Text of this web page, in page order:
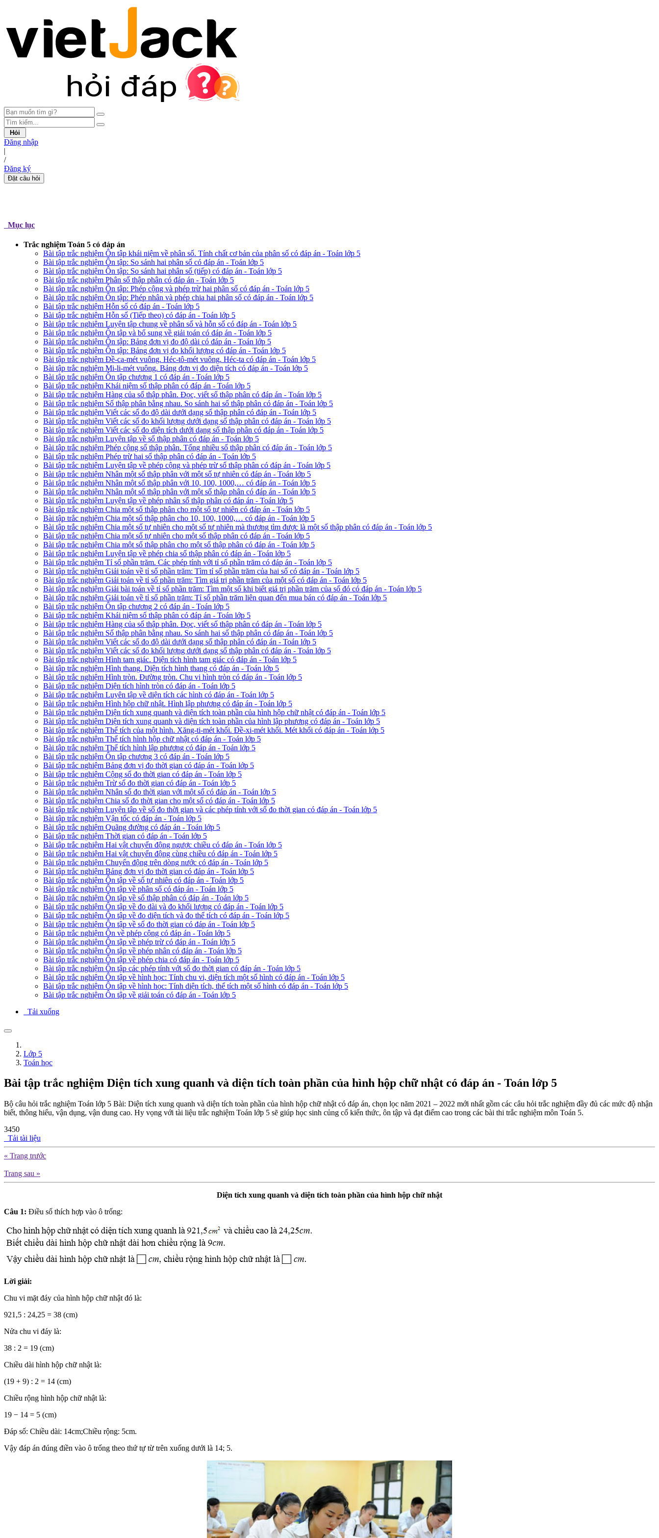
Hỏi
Đăng nhập
|
/
Đăng ký
Đặt câu hỏi
Mục lục
Trắc nghiệm Toán 5 có đáp án
Bài tập trắc nghiệm Ôn tập khái niệm về phân số. Tính chất cơ bản của phân số có đáp án - Toán lớp 5
Bài tập trắc nghiệm Ôn tập: So sánh hai phân số có đáp án - Toán lớp 5
Bài tập trắc nghiệm Ôn tập: So sánh hai phân số (tiếp) có đáp án - Toán lớp 5
Bài tập trắc nghiệm Phân số thập phân có đáp án - Toán lớp 5
Bài tập trắc nghiệm Ôn tập: Phép cộng và phép trừ hai phân số có đáp án - Toán lớp 5
Bài tập trắc nghiệm Ôn tập: Phép nhân và phép chia hai phân số có đáp án - Toán lớp 5
Bài tập trắc nghiệm Hỗn số có đáp án - Toán lớp 5
Bài tập trắc nghiệm Hỗn số (Tiếp theo) có đáp án - Toán lớp 5
Bài tập trắc nghiệm Luyện tập chung về phân số và hỗn số có đáp án - Toán lớp 5
Bài tập trắc nghiệm Ôn tập và bổ sung về giải toán có đáp án - Toán lớp 5
Bài tập trắc nghiệm Ôn tập: Bảng đơn vị đo độ dài có đáp án - Toán lớp 5
Bài tập trắc nghiệm Ôn tập: Bảng đơn vị đo khối lượng có đáp án - Toán lớp 5
Bài tập trắc nghiệm Đề-ca-mét vuông. Héc-tô-mét vuông. Héc-ta có đáp án - Toán lớp 5
Bài tập trắc nghiệm Mi-li-mét vuông. Bảng đơn vị đo diện tích có đáp án - Toán lớp 5
Bài tập trắc nghiệm Ôn tập chương 1 có đáp án - Toán lớp 5
Bài tập trắc nghiệm Khái niệm số thập phân có đáp án - Toán lớp 5
Bài tập trắc nghiệm Hàng của số thập phân. Đọc, viết số thập phân có đáp án - Toán lớp 5
Bài tập trắc nghiệm Số thập phân bằng nhau. So sánh hai số thập phân có đáp án - Toán lớp 5
Bài tập trắc nghiệm Viết các số đo độ dài dưới dạng số thập phân có đáp án - Toán lớp 5
Bài tập trắc nghiệm Viết các số đo khối lượng dưới dạng số thập phân có đáp án - Toán lớp 5
Bài tập trắc nghiệm Viết các số đo diện tích dưới dạng số thập phân có đáp án - Toán lớp 5
Bài tập trắc nghiệm Luyện tập về số thập phân có đáp án - Toán lớp 5
Bài tập trắc nghiệm Phép cộng số thập phân. Tổng nhiều số thập phân có đáp án - Toán lớp 5
Bài tập trắc nghiệm Phép trừ hai số thập phân có đáp án - Toán lớp 5
Bài tập trắc nghiệm Luyện tập về phép cộng và phép trừ số thập phân có đáp án - Toán lớp 5
Bài tập trắc nghiệm Nhân một số thập phân với một số tự nhiên có đáp án - Toán lớp 5
Bài tập trắc nghiệm Nhân một số thập phân với 10, 100, 1000,… có đáp án - Toán lớp 5
Bài tập trắc nghiệm Nhân một số thập phân với một số thập phân có đáp án - Toán lớp 5
Bài tập trắc nghiệm Luyện tập về phép nhân số thập phân có đáp án - Toán lớp 5
Bài tập trắc nghiệm Chia một số thập phân cho một số tự nhiên có đáp án - Toán lớp 5
Bài tập trắc nghiệm Chia một số thập phân cho 10, 100, 1000,… có đáp án - Toán lớp 5
Bài tập trắc nghiệm Chia một số tự nhiên cho một số tự nhiên mà thương tìm được là một số thập phân có đáp án - Toán lớp 5
Bài tập trắc nghiệm Chia một số tự nhiên cho một số thập phân có đáp án - Toán lớp 5
Bài tập trắc nghiệm Chia một số thập phân cho một số thập phân có đáp án - Toán lớp 5
Bài tập trắc nghiệm Luyện tập về phép chia số thập phân có đáp án - Toán lớp 5
Bài tập trắc nghiệm Tỉ số phần trăm. Các phép tính với tỉ số phần trăm có đáp án - Toán lớp 5
Bài tập trắc nghiệm Giải toán về tỉ số phần trăm: Tìm tỉ số phần trăm của hai số có đáp án - Toán lớp 5
Bài tập trắc nghiệm Giải toán về tỉ số phần trăm: Tìm giá trị phần trăm của một số có đáp án - Toán lớp 5
Bài tập trắc nghiệm Giải bài toán về tỉ số phần trăm: Tìm một số khi biết giá trị phần trăm của số đó có đáp án - Toán lớp 5
Bài tập trắc nghiệm Giải toán về tỉ số phần trăm: Tỉ số phần trăm liên quan đến mua bán có đáp án - Toán lớp 5
Bài tập trắc nghiệm Ôn tập chương 2 có đáp án - Toán lớp 5
Bài tập trắc nghiệm Khái niệm số thập phân có đáp án - Toán lớp 5
Bài tập trắc nghiệm Hàng của số thập phân. Đọc, viết số thập phân có đáp án - Toán lớp 5
Bài tập trắc nghiệm Số thập phân bằng nhau. So sánh hai số thập phân có đáp án - Toán lớp 5
Bài tập trắc nghiệm Viết các số đo độ dài dưới dạng số thập phân có đáp án - Toán lớp 5
Bài tập trắc nghiệm Viết các số đo khối lượng dưới dạng số thập phân có đáp án - Toán lớp 5
Bài tập trắc nghiệm Hình tam giác. Diện tích hình tam giác có đáp án - Toán lớp 5
Bài tập trắc nghiệm Hình thang. Diện tích hình thang có đáp án - Toán lớp 5
Bài tập trắc nghiệm Hình tròn. Đường tròn. Chu vi hình tròn có đáp án - Toán lớp 5
Bài tập trắc nghiệm Diện tích hình tròn có đáp án - Toán lớp 5
Bài tập trắc nghiệm Luyên tập về diện tích các hình có đáp án - Toán lớp 5
Bài tập trắc nghiệm Hình hộp chữ nhật. Hình lập phương có đáp án - Toán lớp 5
Bài tập trắc nghiệm Diện tích xung quanh và diện tích toàn phần của hình hộp chữ nhật có đáp án - Toán lớp 5
Bài tập trắc nghiệm Diện tích xung quanh và diện tích toàn phần của hình lập phương có đáp án - Toán lớp 5
Bài tập trắc nghiệm Thể tích của một hình. Xăng-ti-mét khối. Đề-xi-mét khối. Mét khối có đáp án - Toán lớp 5
Bài tập trắc nghiệm Thể tích hình hộp chữ nhật có đáp án - Toán lớp 5
Bài tập trắc nghiệm Thể tích hình lập phương có đáp án - Toán lớp 5
Bài tập trắc nghiệm Ôn tập chương 3 có đáp án - Toán lớp 5
Bài tập trắc nghiệm Bảng đơn vị đo thời gian có đáp án - Toán lớp 5
Bài tập trắc nghiệm Cộng số đo thời gian có đáp án - Toán lớp 5
Bài tập trắc nghiệm Trừ số đo thời gian có đáp án - Toán lớp 5
Bài tập trắc nghiệm Nhân số đo thời gian với một số có đáp án - Toán lớp 5
Bài tập trắc nghiệm Chia số đo thời gian cho một số có đáp án - Toán lớp 5
Bài tập trắc nghiệm Luyện tập về số đo thời gian và các phép tính với số đo thời gian có đáp án - Toán lớp 5
Bài tập trắc nghiệm Vận tốc có đáp án - Toán lớp 5
Bài tập trắc nghiệm Quãng đường có đáp án - Toán lớp 5
Bài tập trắc nghiệm Thời gian có đáp án - Toán lớp 5
Bài tập trắc nghiệm Hai vật chuyển động ngược chiều có đáp án - Toán lớp 5
Bài tập trắc nghiệm Hai vật chuyển động cùng chiều có đáp án - Toán lớp 5
Bài tập trắc nghiệm Chuyển động trên dòng nước có đáp án - Toán lớp 5
Bài tập trắc nghiệm Bảng đơn vị đo thời gian có đáp án - Toán lớp 5
Bài tập trắc nghiệm Ôn tập về số tự nhiên có đáp án - Toán lớp 5
Bài tập trắc nghiệm Ôn tập về phân số có đáp án - Toán lớp 5
Bài tập trắc nghiệm Ôn tập về số thập phân có đáp án - Toán lớp 5
Bài tập trắc nghiệm Ôn tập về đo dài và đo khối lượng có đáp án - Toán lớp 5
Bài tập trắc nghiệm Ôn tập về đo diện tích và đo thể tích có đáp án - Toán lớp 5
Bài tập trắc nghiệm Ôn tập về số đo thời gian có đáp án - Toán lớp 5
Bài tập trắc nghiệm Ôn về phép cộng có đáp án - Toán lớp 5
Bài tập trắc nghiệm Ôn tập về phép trừ có đáp án - Toán lớp 5
Bài tập trắc nghiệm Ôn tập về phép nhân có đáp án - Toán lớp 5
Bài tập trắc nghiệm Ôn tập về phép chia có đáp án - Toán lớp 5
Bài tập trắc nghiệm Ôn tập các phép tính với số đo thời gian có đáp án - Toán lớp 5
Bài tập trắc nghiệm Ôn tập về hình học: Tính chu vi, diện tích một số hình có đáp án - Toán lớp 5
Bài tập trắc nghiệm Ôn tập về hình học: Tính diện tích, thể tích một số hình có đáp án - Toán lớp 5
Bài tập trắc nghiệm Ôn tập về giải toán có đáp án - Toán lớp 5
Tải xuống
Lớp 5
Toán học
Bài tập trắc nghiệm Diện tích xung quanh và diện tích toàn phần của hình hộp chữ nhật có đáp án - Toán lớp 5
Bộ câu hỏi trắc nghiệm Toán lớp 5 Bài: Diện tích xung quanh và diện tích toàn phần của hình hộp chữ nhật có đáp án, chọn lọc năm 2021 – 2022 mới nhất gồm các câu hỏi trắc nghiệm đầy đủ các mức độ nhận
biết, thông hiểu, vận dụng, vận dung cao. Hy vọng với tài liệu trắc nghiệm Toán lớp 5 sẽ giúp học sinh củng cố kiến thức, ôn tập và đạt điểm cao trong các bài thi trắc nghiệm môn Toán 5.
3450
Tải tài liệu
« Trang trước
Trang sau »
Diện tích xung quanh và diện tích toàn phần của hình hộp chữ nhật
Câu 1: Điều số thích hợp vào ô trống:
Lời giải:
Chu vi mặt đáy của hình hộp chữ nhật đó là:
921,5 : 24,25 = 38 (cm)
Nửa chu vi đáy là:
38 : 2 = 19 (cm)
Chiều dài hình hộp chữ nhật là:
(19 + 9) : 2 = 14 (cm)
Chiều rộng hình hộp chữ nhật là:
19 − 14 = 5 (cm)
Đáp số: Chiều dài: 14cm;Chiều rộng: 5cm.
Vậy đáp án đúng điền vào ô trống theo thứ tự từ trên xuống dưới là 14; 5.